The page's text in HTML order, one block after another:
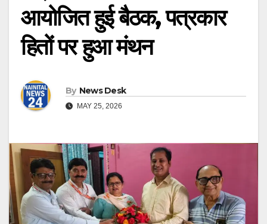
आयोजित हुई बैठक, पत्रकार
हितों पर हुआ मंथन
By News Desk
MAY 25, 2026